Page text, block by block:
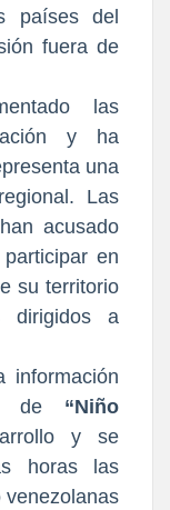
países del
fuera de
las
y ha
una
Las
acusado
en
su territorio
dirigidos a
información
de
“Niño
y se
horas las
venezolanas